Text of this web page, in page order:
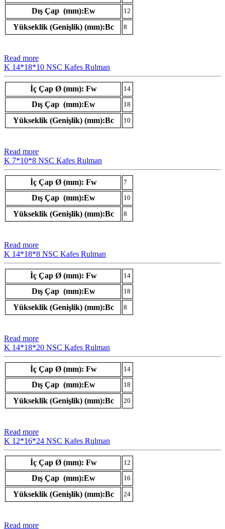
Dış Çap (mm):Ew 12
Yükseklik (Genişlik) (mm):Bc 8
Read more
K 14*18*10 NSC Kafes Rulman
İç Çap Ø (mm): Fw 14
Dış Çap (mm):Ew 18
Yükseklik (Genişlik) (mm):Bc 10
Read more
K 7*10*8 NSC Kafes Rulman
İç Çap Ø (mm): Fw 7
Dış Çap (mm):Ew 10
Yükseklik (Genişlik) (mm):Bc 8
Read more
K 14*18*8 NSC Kafes Rulman
İç Çap Ø (mm): Fw 14
Dış Çap (mm):Ew 18
Yükseklik (Genişlik) (mm):Bc 8
Read more
K 14*18*20 NSC Kafes Rulman
İç Çap Ø (mm): Fw 14
Dış Çap (mm):Ew 18
Yükseklik (Genişlik) (mm):Bc 20
Read more
K 12*16*24 NSC Kafes Rulman
İç Çap Ø (mm): Fw 12
Dış Çap (mm):Ew 16
Yükseklik (Genişlik) (mm):Bc 24
Read more